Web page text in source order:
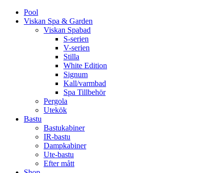
Pool
Viskan Spa & Garden
Viskan Spabad
S-serien
V-serien
Stilla
White Edition
Signum
Kall/varmbad
Spa Tillbehör
Pergola
Utekök
Bastu
Bastukabiner
IR-bastu
Dampkabiner
Ute-bastu
Efter mått